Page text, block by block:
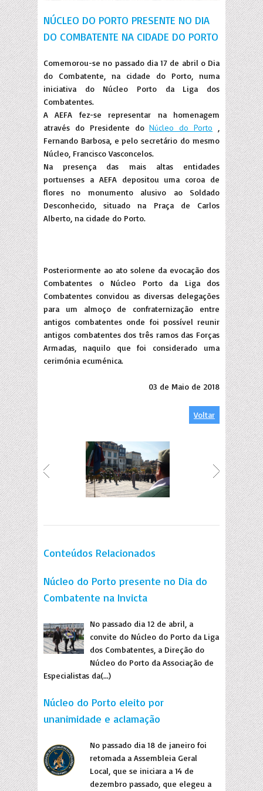
NÚCLEO DO PORTO PRESENTE NO DIA
DO COMBATENTE NA CIDADE DO PORTO
Comemorou-se no passado dia 17 de abril o Dia
do Combatente, na cidade do Porto, numa
iniciativa do Núcleo Porto da Liga dos
Combatentes.
A AEFA fez-se representar na homenagem
através do Presidente doNúcleo do Porto
Fernando Barbosa, e pelo secretário do mesmo
Núcleo, Francisco Vasconcelos.
Na presença das mais altas entidades
portuenses a AEFA depositou uma coroa de
flores no monumento alusivo ao Soldado
Desconhecido, situado na Praça de Carlos
Alberto, na cidade do Porto.
Posteriormente ao ato solene da evocação dos
Combatentes o Núcleo Porto da Liga dos
Combatentes convidou as diversas delegações
para um almoço de confraternização entre
antigos combatentes onde foi possível reunir
antigos combatentes dos três ramos das Forças
Armadas, naquilo que foi considerado uma
cerimónia ecuménica.
03 de Maio de 2018
Voltar
Conteúdos Relacionados
Núcleo do Porto presente no Dia do
Combatente na Invicta
No passado dia 12 de abril, a
convite do Núcleo do Porto da Liga
dos Combatentes, a Direção do
Núcleo do Porto da Associação de
Especialistas da(...)
Núcleo do Porto eleito por
unanimidade e aclamação
No passado dia 18 de janeiro foi
retomada a Assembleia Geral
Local, que se iniciara a 14 de
dezembro passado, que elegeu a